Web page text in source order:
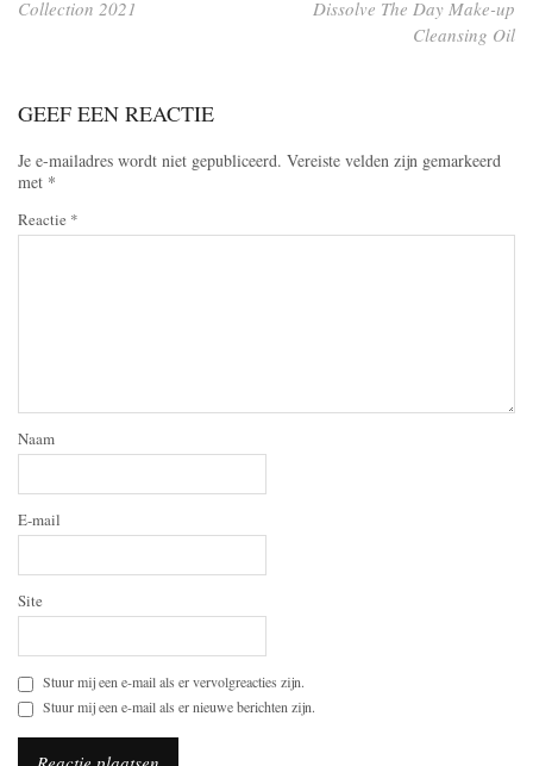
Collection 2021
Dissolve The Day Make-up
Cleansing Oil
GEEF EEN REACTIE
Je e-mailadres wordt niet gepubliceerd. Vereiste velden zijn gemarkeerd
met *
Reactie *
Naam
E-mail
Site
Stuur mij een e-mail als er vervolgreacties zijn.
Stuur mij een e-mail als er nieuwe berichten zijn.